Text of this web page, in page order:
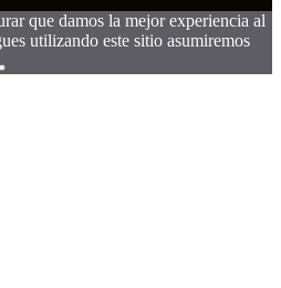
que damos la mejor experiencia al
utilizando este sitio asumiremos